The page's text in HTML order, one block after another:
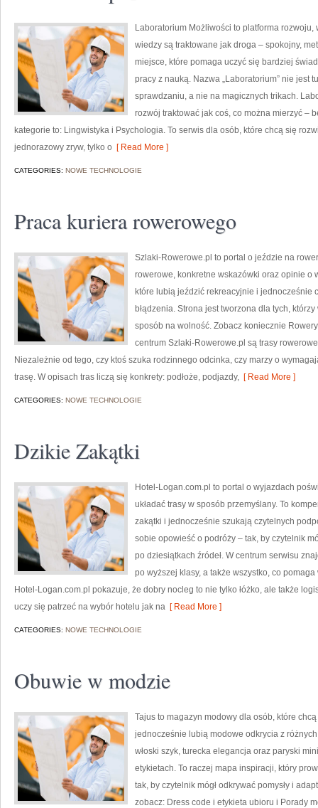
Laboratorium Możliwości to platforma
wiedzy są traktowane jak droga – spokojny,
miejsce, które pomaga uczyć się bardziej
pracy z nauką. Nazwa „Laboratorium” nie jest
sprawdzaniu, a nie na magicznych trikach.
rozwój traktować jak coś, co można mierzyć –
kategorie to: Lingwistyka i Psychologia. To serwis dla osób, które chcą się
jednorazowy zryw, tylko o [ Read More ]
CATEGORIES: NOWE TECHNOLOGIE
Praca kuriera rowerowego
Szlaki-Rowerowe.pl to portal o jeździe na
rowerowe, konkretne wskazówki oraz opinie o
które lubią jeździć rekreacyjnie i jednocześnie
błądzenia. Strona jest tworzona dla tych,
sposób na wolność. Zobacz koniecznie
centrum Szlaki-Rowerowe.pl są trasy
Niezależnie od tego, czy ktoś szuka rodzinnego odcinka, czy marzy o
trasę. W opisach tras liczą się konkrety: podłoże, podjazdy, [ Read More ]
CATEGORIES: NOWE TECHNOLOGIE
Dzikie Zakątki
Hotel-Logan.com.pl to portal o wyjazdach
układać trasy w sposób przemyślany. To
zakątki i jednocześnie szukają czytelnych
sobie opowieść o podróży – tak, by czytelnik
po dziesiątkach źródeł. W centrum serwisu
po wyższej klasy, a także wszystko, co
Hotel-Logan.com.pl pokazuje, że dobry nocleg to nie tylko łóżko, ale także
uczy się patrzeć na wybór hotelu jak na [ Read More ]
CATEGORIES: NOWE TECHNOLOGIE
Obuwie w modzie
Tajus to magazyn modowy dla osób, które
jednocześnie lubią modowe odkrycia z
włoski szyk, turecka elegancja oraz paryski
etykietach. To raczej mapa inspiracji, który
tak, by czytelnik mógł odkrywać pomysły i
zobacz: Dress code i etykieta ubioru i Porady